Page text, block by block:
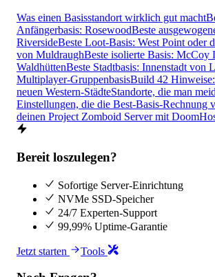
Was einen Basisstandort wirklich gut macht
Anfängerbasis: RosewoodBeste
RiversideBeste Loot-Basis: West Point oder
von MuldraughBeste isolierte Basis: McCoy
WaldhüttenBeste Stadtbasis: Innenstadt von
Multiplayer-GruppenbasisBuild 42
neuen Western-StädteStandorte, die man
Einstellungen, die die Best-Basis-Rechnung
deinen Project Zomboid Server mit
Bereit loszulegen?
Sofortige Server-Einrichtung
NVMe SSD-Speicher
24/7 Experten-Support
99,99% Uptime-Garantie
Jetzt starten Tools